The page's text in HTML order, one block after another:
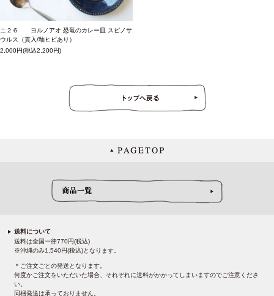
ニ２６ ヨルノアオ 恐竜のカレー皿 スピノサ
ウルス（貫入/釉ヒビあり）
2,000円(税込2,200円)
送料について
送料は全国一律770円(税込)
※沖縄のみ1,540円(税込)となります。
＊ご注文ごとの発送となります。
何度かご注文をいただいた場合、それぞれに送料がかかってしまいますのでご注意くださ
い。
同梱発送は承っておりません。